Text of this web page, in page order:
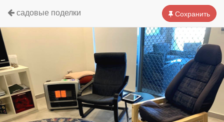
Сохранить
садовые поделки